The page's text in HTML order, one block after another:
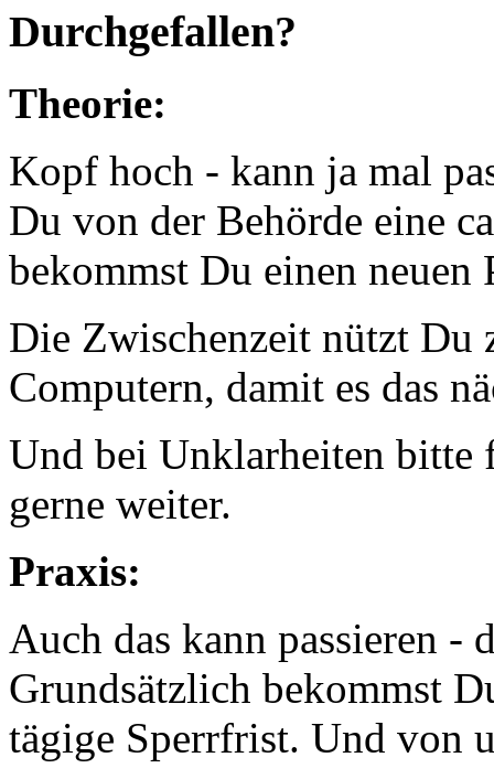
Durchgefallen?
Theorie:
Kopf hoch - kann ja mal
Du von der Behörde eine
bekommst Du einen neuen
Die Zwischenzeit nützt Du
Computern, damit es das
Und bei Unklarheiten bitte
gerne weiter.
Praxis:
Auch das kann passieren -
Grundsätzlich bekommst
tägige Sperrfrist. Und von